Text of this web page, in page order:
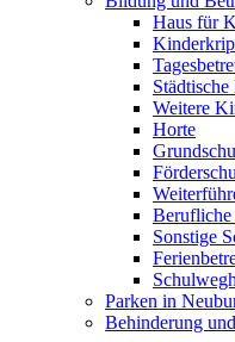
Haus für
Weitere
Horte
Berufliche
Sonstige
Parken in
Behinderung